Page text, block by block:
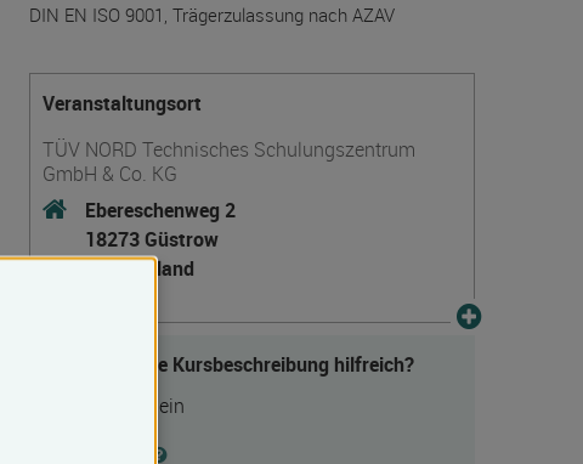
DIN EN ISO 9001, Trägerzulassung nach AZAV
Veranstaltungsort
TÜV NORD Technisches Schulungszentrum
GmbH & Co. KG
Ebereschenweg 2
18273 Güstrow
Deutschland
Fanden Sie die Kursbeschreibung hilfreich?
Nein